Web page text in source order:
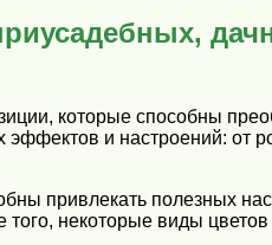
которые способны
и настроений: от
привлекать полезных
некоторые виды